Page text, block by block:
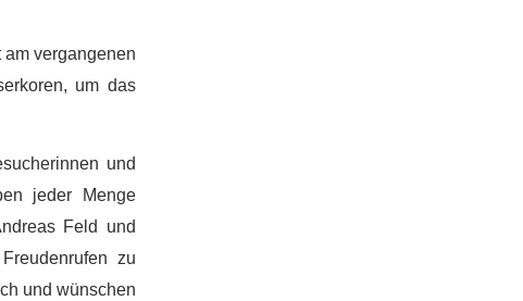
vergangenen
um das
und
jeder Menge
Feld und
zu
und wünschen